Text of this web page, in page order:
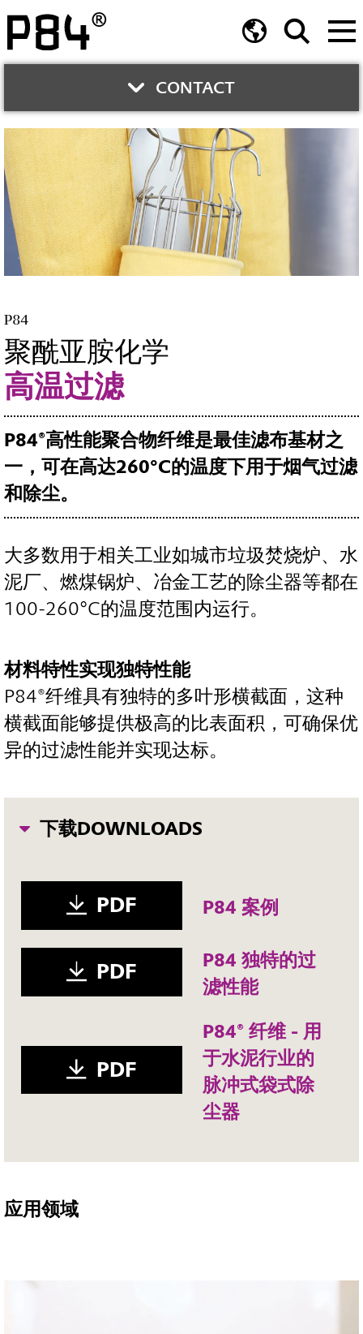
CONTACT
CONTACT PERSON
Günter Gasparin
Technical Support Fibres
Worldwide
P84
聚酰亚胺化学
高温过滤
P84®高性能聚合物纤维是最佳滤布基材之
一，可在高达260°C的温度下用于烟气过滤
和除尘。
大多数用于相关工业如城市垃圾焚烧炉、水
泥厂、燃煤锅炉、冶金工艺的除尘器等都在
100-260°C的温度范围内运行。
材料特性实现独特性能
P84®纤维具有独特的多叶形横截面，这种
横截面能够提供极高的比表面积，可确保优
异的过滤性能并实现达标。
下载DOWNLOADS
PDF P84 案例
PDF
P84 独特的过
滤性能
PDF
P84® 纤维 - 用
于水泥行业的
脉冲式袋式除
尘器
应用领域